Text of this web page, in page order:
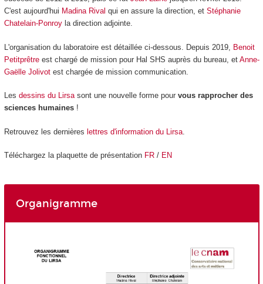
C'est aujourd'hui Madina Rival qui en assure la direction, et Stéphanie
Chatelain-Ponroyla direction adjointe.
L'organisation du laboratoire est détaillée ci-dessous. Depuis 2019, Benoit
Petitprêtreest chargé de mission pour Hal SHS auprès du bureau, et Anne-
Gaëlle Jolivotest chargée de mission communication.
Les dessins du Lirsasont une nouvelle forme pour vous rapprocher des
sciences humaines!
Retrouvez les dernières lettres d'information du Lirsa.
Téléchargez la plaquette de présentation FR/ EN
Organigramme